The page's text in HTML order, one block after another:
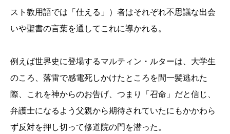
スト教用語では「仕える」）者はそれぞれ不思議な出会
いや聖書の言葉を通してこれに導かれる。
例えば世界史に登場するマルティン・ルターは、大学生
のころ、落雷で感電死しかけたところを間一髪逃れた
際、これを神からのお告げ、つまり「召命」だと信じ、
弁護士になるよう父親から期待されていたにもかかわら
ず反対を押し切って修道院の門を潜った。